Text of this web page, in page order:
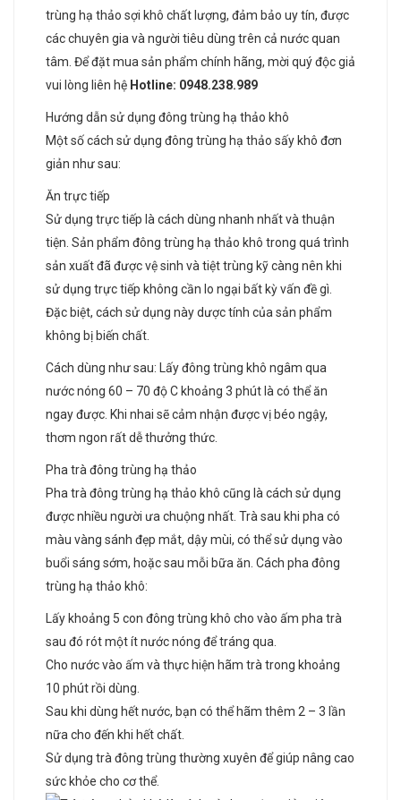
trùng hạ thảo sợi khô chất lượng, đảm bảo uy tín, được
các chuyên gia và người tiêu dùng trên cả nước quan
tâm. Để đặt mua sản phẩm chính hãng, mời quý độc giả
vui lòng liên hệ Hotline: 0948.238.989
Hướng dẫn sử dụng đông trùng hạ thảo khô
Một số cách sử dụng đông trùng hạ thảo sấy khô đơn
giản như sau:
Ăn trực tiếp
Sử dụng trực tiếp là cách dùng nhanh nhất và thuận
tiện. Sản phẩm đông trùng hạ thảo khô trong quá trình
sản xuất đã được vệ sinh và tiệt trùng kỹ càng nên khi
sử dụng trực tiếp không cần lo ngại bất kỳ vấn đề gì.
Đặc biệt, cách sử dụng này dược tính của sản phẩm
không bị biến chất.
Cách dùng như sau: Lấy đông trùng khô ngâm qua
nước nóng 60 – 70 độ C khoảng 3 phút là có thể ăn
ngay được. Khi nhai sẽ cảm nhận được vị béo ngậy,
thơm ngon rất dễ thưởng thức.
Pha trà đông trùng hạ thảo
Pha trà đông trùng hạ thảo khô cũng là cách sử dụng
được nhiều người ưa chuộng nhất. Trà sau khi pha có
màu vàng sánh đẹp mắt, dậy mùi, có thể sử dụng vào
buổi sáng sớm, hoặc sau mỗi bữa ăn. Cách pha đông
trùng hạ thảo khô:
Lấy khoảng 5 con đông trùng khô cho vào ấm pha trà
sau đó rót một ít nước nóng để tráng qua.
Cho nước vào ấm và thực hiện hãm trà trong khoảng
10 phút rồi dùng.
Sau khi dùng hết nước, bạn có thể hãm thêm 2 – 3 lần
nữa cho đến khi hết chất.
Sử dụng trà đông trùng thường xuyên để giúp nâng cao
sức khỏe cho cơ thể.